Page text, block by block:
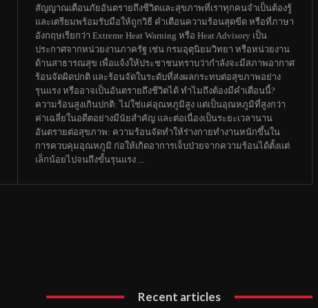
สัญญาณเตือนภัยอันตรายถึงชีวิตและสุขภาพที่เราทุกคนจำเป็นต้องรู้
และเตรียมพร้อมรับมือให้ถูกวิธี คำเตือนความร้อนสุดขีด หรือที่ภาษา
อังกฤษเรียกว่า Extreme Heat Warning หรือ Heat Advisory เป็น
ประกาศจากหน่วยงานภาครัฐ เช่น กรมอุตุนิยมวิทยา หรือหน่วยงาน
ด้านสาธารณสุข เพื่อแจ้งให้ประชาชนทราบว่ากำลังจะมีสภาพอากาศ
ร้อนจัดผิดปกติ และร้อนจัดในระดับที่ส่งผลกระทบต่อสุขภาพอย่าง
รุนแรง หรืออาจเป็นอันตรายถึงชีวิตได้ ทำไมถึงต้องมีคำเตือนนี้?
ความร้อนสูงเกินปกติ: ไม่ใช่แค่อุณหภูมิสูง แต่เป็นอุณหภูมิที่สูงกว่า
ค่าเฉลี่ยในอดีตอย่างมีนัยสำคัญ และต่อเนื่องเป็นระยะเวลานาน
อันตรายต่อสุขภาพ: ความร้อนจัดทำให้ร่างกายทำงานหนักขึ้นใน
การควบคุมอุณหภูมิ ก่อให้เกิดอาการเจ็บป่วยจากความร้อนได้ตั้งแต่
เล็กน้อยไปจนถึงขั้นรุนแรง ...
Recent articles